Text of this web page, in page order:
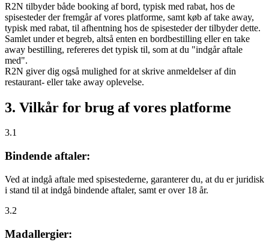
R2N tilbyder både booking af bord, typisk med rabat, hos de
spisesteder der fremgår af vores platforme, samt køb af take away,
typisk med rabat, til afhentning hos de spisesteder der tilbyder dette.
Samlet under et begreb, altså enten en bordbestilling eller en take
away bestilling, refereres det typisk til, som at du "indgår aftale
med".
R2N giver dig også mulighed for at skrive anmeldelser af din
restaurant- eller take away oplevelse.
3. Vilkår for brug af vores platforme
3.1
Bindende aftaler:
Ved at indgå aftale med spisestederne, garanterer du, at du er juridisk
i stand til at indgå bindende aftaler, samt er over 18 år.
3.2
Madallergier: